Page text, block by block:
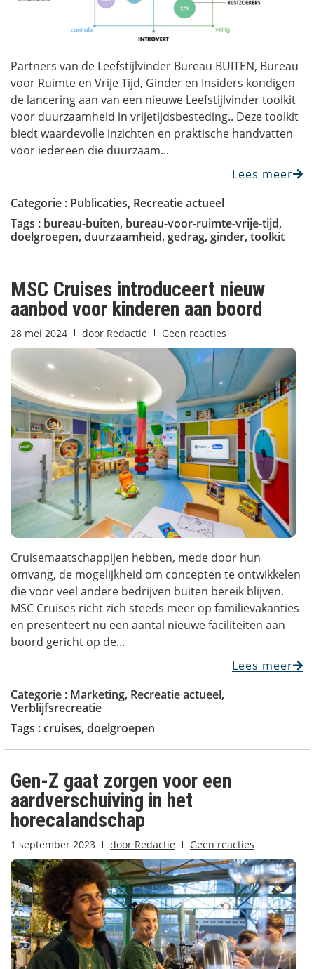
Partners van de Leefstijlvinder Bureau BUITEN, Bureau
voor Ruimte en Vrije Tijd, Ginder en Insiders kondigen
de lancering aan van een nieuwe Leefstijlvinder toolkit
voor duurzaamheid in vrijetijdsbesteding.. Deze toolkit
biedt waardevolle inzichten en praktische handvatten
voor iedereen die duurzaam...
Lees meer
Categorie : Publicaties, Recreatie actueel
Tags : bureau-buiten, bureau-voor-ruimte-vrije-tijd,
doelgroepen, duurzaamheid, gedrag, ginder, toolkit
MSC Cruises introduceert nieuw
aanbod voor kinderen aan boord
28 mei 2024 door Redactie Geen reacties
Cruisemaatschappijen hebben, mede door hun
omvang, de mogelijkheid om concepten te ontwikkelen
die voor veel andere bedrijven buiten bereik blijven.
MSC Cruises richt zich steeds meer op familievakanties
en presenteert nu een aantal nieuwe faciliteiten aan
boord gericht op de...
Lees meer
Categorie : Marketing, Recreatie actueel,
Verblijfsrecreatie
Tags :cruises, doelgroepen
Gen-Z gaat zorgen voor een
aardverschuiving in het
horecalandschap
1 september 2023 door Redactie Geen reacties